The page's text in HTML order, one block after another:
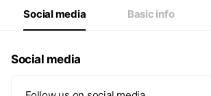
09:00 - 18:00
不定休
Social media Basic info
Social media